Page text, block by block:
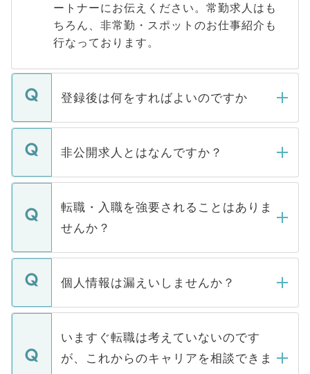
ートナーにお伝えください。常勤求人はも
ちろん、非常勤・スポットのお仕事紹介も
行なっております。
登録後は何をすればよいのですか
ご登録いただきましたら、弊社担当者がご
登録内容を確認し、その後メールもしくは
ます。通常、5営業日以内にはご連絡をせて
いただきますので、しばらくお待ちくださ
非公開求人とはなんですか？
マイナビDOCTORで取り扱っている求人の
うち約3割は、Webサイトからご覧いただ
けない「非公開求人」です。非公開求人は
下記の理由によって、一般には公開してい
ません。
■応募殺到を避けるため 人気のある医療機
関を公にしてしまうと、応募が殺到する場
に、医療機関が求める条件に合った人材の
みを人材紹介会社に依頼するケースが増え
転職・入職を強要されることはありま
せんか？
転職・入職を強要することは一切ありませ
ん。また、仮に応募先から内定をいただい
定を承諾する必要はありません。内定先へ
の辞退の連絡はキャリアパートナーが行い
個人情報は漏えいしませんか？
個人情報が漏えいすることはありませんの
で、ご安心ください。当サイトからの登録
などで収集したご登録者様の個人情報は、
ご本人のキャリアアップおよび転職活動の
いますぐ転職は考えていないのです
が、これからのキャリアを相談できま